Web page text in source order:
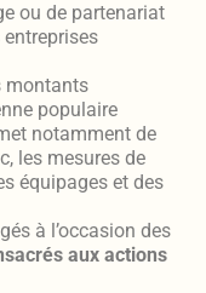
ou de partenariat
montants
populaire
notamment de
les mesures de
équipages et des
à l’occasion des
aux actions